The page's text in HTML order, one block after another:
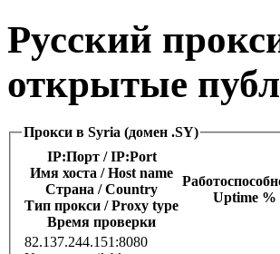
Русский
открытые
Прокси в Syria (домен .SY)
IP:Порт / IP:Port
Имя хоста / Host name
Страна / Сountry
Тип прокси / Proxy type
Время проверки
Uptime %
82.137.244.151:8080